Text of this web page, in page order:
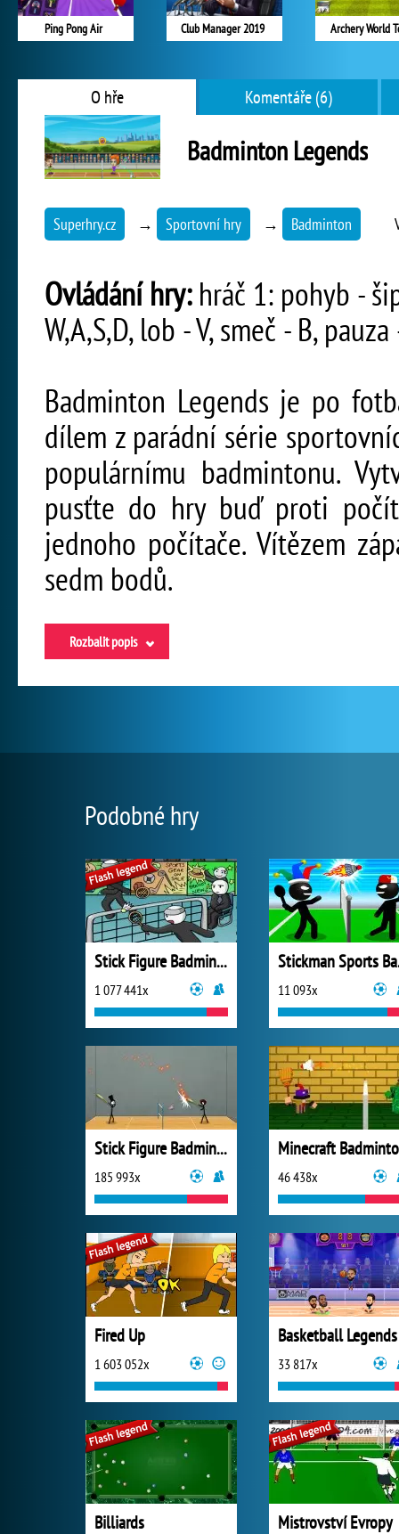
Ping Pong Air Club Manager 2019 Archery World
O hře Komentáře (6)
Badminton Legends
Superhry.cz → Sportovní hry → Badminton
Ovládání hry:hráč 1: pohyb -
W,A,S,D, lob - V, smeč - B, pauza
Badminton Legends je po
dílem z parádní série
populárnímu badmintonu.
pusťte do hry buď proti
jednoho počítače. Vítězem
sedm bodů.
Rozbalit popis
Podobné hry
Stick Figure Badminton
1 077 441x 11 093x
Stick Figure Badminton 3
185 993x
Minecraft
46 438x
Fired Up
1 603 052x 33 817x
Billiards Mistrovství Evropy